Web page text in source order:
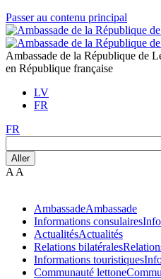
Passer au contenu principal
Ambassade de la République de
en République française
LV
FR
FR
Aller
A A
AmbassadeAmbassade
Informations consulaires
ActualitésActualités
Relations bilatérales
Informations touristiques
Communauté lettone